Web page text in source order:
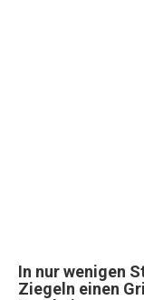
In nur wenigen
Ziegeln einen